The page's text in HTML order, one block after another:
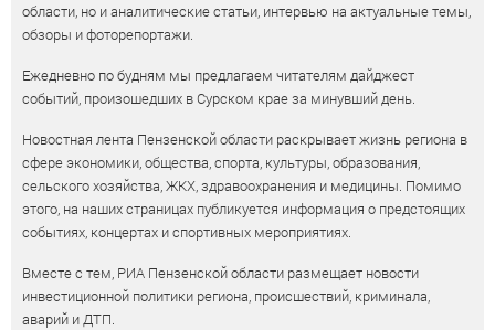
области, но и аналитические статьи, интервью на актуальные темы,
обзоры и фоторепортажи.
Ежедневно по будням мы предлагаем читателям дайджест
событий, произошедших в Сурском крае за минувший день.
Новостная лента Пензенской области раскрывает жизнь региона в
сфере экономики, общества, спорта, культуры, образования,
сельского хозяйства, ЖКХ, здравоохранения и медицины. Помимо
этого, на наших страницах публикуется информация о предстоящих
событиях, концертах и спортивных мероприятиях.
Вместе с тем, РИА Пензенской области размещает новости
инвестиционной политики региона, происшествий, криминала,
аварий и ДТП.